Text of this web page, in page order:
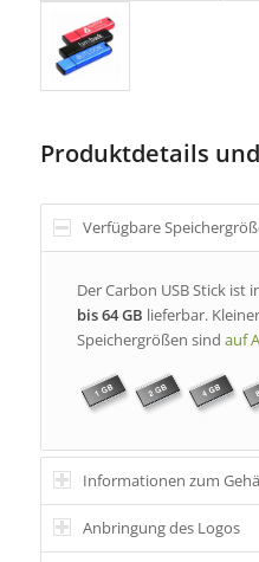
Produktdetails
Verfügbare
Der Carbon USB Stick ist
bis 64 GB lieferbar.
Speichergrößen sind auf
Informationen zum
Anbringung des Logos